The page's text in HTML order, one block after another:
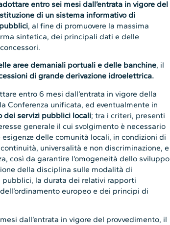
entro sei mesi dall’entrata in vigore del
di un sistema informativo di
, al fine di promuovere la massima
sintetica, dei principali dati e delle
aree demaniali portuali e delle banchine, il
di grande derivazione idroelettrica.
entro 6 mesi dall’entrata in vigore della
Conferenza unificata, ed eventualmente in
dei servizi pubblici locali; tra i criteri, presenti
generale il cui svolgimento è necessario
delle comunità locali, in condizioni di
universalità e non discriminazione, e
così da garantire l’omogeneità dello sviluppo
della disciplina sulle modalità di
la durata dei relativi rapporti
europeo e dei principi di
dall’entrata in vigore del provvedimento, il